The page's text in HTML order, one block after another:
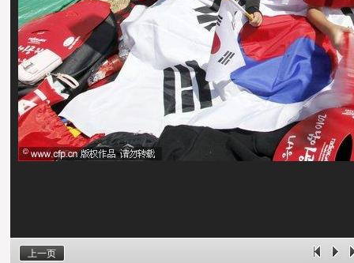
上一页